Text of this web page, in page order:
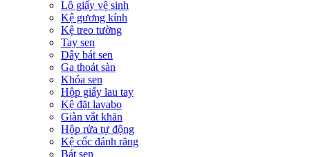
Lô giấy vệ sinh
Kệ gương kính
Kệ treo tường
Tay sen
Dây bát sen
Ga thoát sàn
Khóa sen
Hộp giấy lau tay
Kệ đặt lavabo
Giàn vắt khăn
Hộp rửa tự động
Kệ cốc đánh răng
Bát sen